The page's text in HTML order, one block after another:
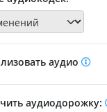
аудио
аудиодорожку: